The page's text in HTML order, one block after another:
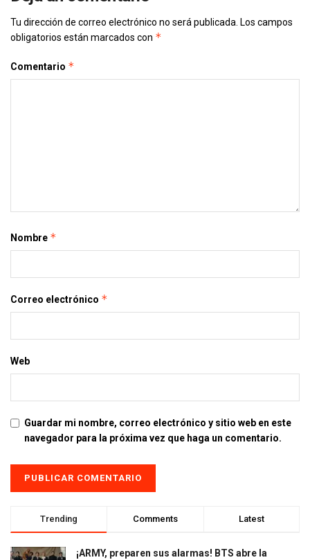
Tu dirección de correo electrónico no será publicada. Los campos
obligatorios están marcados con *
Comentario *
Nombre *
Correo electrónico *
Web
Guardar mi nombre, correo electrónico y sitio web en este
navegador para la próxima vez que haga un comentario.
Trending Comments Latest
¡ARMY, preparen sus alarmas! BTS abre la